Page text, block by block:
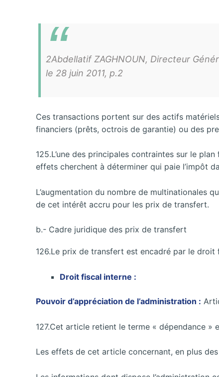
2Abdellatif ZAGHNOUN, Directeur
le 28 juin 2011, p.2
Ces transactions portent sur des actifs
financiers (prêts, octrois de garantie) ou des
125.L’une des principales contraintes sur le
effets cherchent à déterminer qui paie l’impôt
L’augmentation du nombre de multinationales
de cet intérêt accru pour les prix de transfert.
b.- Cadre juridique des prix de transfert
126.Le prix de transfert est encadré par le
Droit fiscal interne :
Pouvoir d’appréciation de l’administration :
127.Cet article retient le terme « dépendance
Les effets de cet article concernant, en plus